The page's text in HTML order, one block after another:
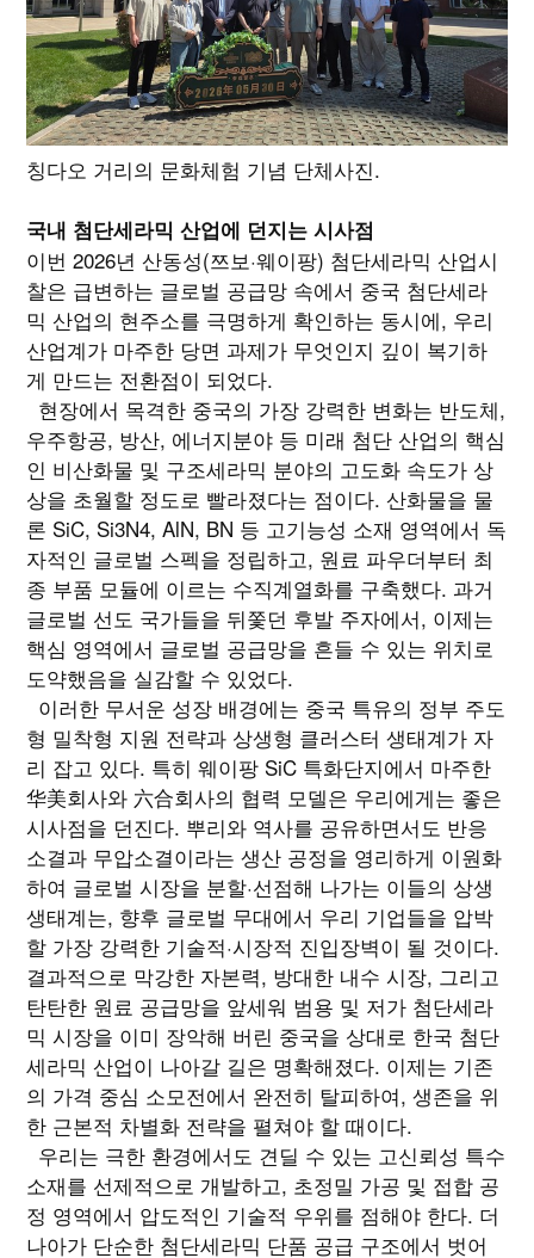
칭다오 거리의 문화체험 기념 단체사진.
국내 첨단세라믹 산업에 던지는 시사점
이번 2026년 산동성(쯔보·웨이팡) 첨단세라믹 산업시
찰은 급변하는 글로벌 공급망 속에서 중국 첨단세라
믹 산업의 현주소를 극명하게 확인하는 동시에, 우리
산업계가 마주한 당면 과제가 무엇인지 깊이 복기하
게 만드는 전환점이 되었다.
현장에서 목격한 중국의 가장 강력한 변화는 반도체,
우주항공, 방산, 에너지분야 등 미래 첨단 산업의 핵심
인 비산화물 및 구조세라믹 분야의 고도화 속도가 상
상을 초월할 정도로 빨라졌다는 점이다. 산화물을 물
론 SiC, Si3N4, AlN, BN 등 고기능성 소재 영역에서 독
자적인 글로벌 스펙을 정립하고, 원료 파우더부터 최
종 부품 모듈에 이르는 수직계열화를 구축했다. 과거
글로벌 선도 국가들을 뒤쫓던 후발 주자에서, 이제는
핵심 영역에서 글로벌 공급망을 흔들 수 있는 위치로
도약했음을 실감할 수 있었다.
이러한 무서운 성장 배경에는 중국 특유의 정부 주도
형 밀착형 지원 전략과 상생형 클러스터 생태계가 자
리 잡고 있다. 특히 웨이팡 SiC 특화단지에서 마주한
华美회사와 六合회사의 협력 모델은 우리에게는 좋은
시사점을 던진다. 뿌리와 역사를 공유하면서도 반응
소결과 무압소결이라는 생산 공정을 영리하게 이원화
하여 글로벌 시장을 분할·선점해 나가는 이들의 상생
생태계는, 향후 글로벌 무대에서 우리 기업들을 압박
할 가장 강력한 기술적·시장적 진입장벽이 될 것이다.
결과적으로 막강한 자본력, 방대한 내수 시장, 그리고
탄탄한 원료 공급망을 앞세워 범용 및 저가 첨단세라
믹 시장을 이미 장악해 버린 중국을 상대로 한국 첨단
세라믹 산업이 나아갈 길은 명확해졌다. 이제는 기존
의 가격 중심 소모전에서 완전히 탈피하여, 생존을 위
한 근본적 차별화 전략을 펼쳐야 할 때이다.
우리는 극한 환경에서도 견딜 수 있는 고신뢰성 특수
소재를 선제적으로 개발하고, 초정밀 가공 및 접합 공
정 영역에서 압도적인 기술적 우위를 점해야 한다. 더
나아가 단순한 첨단세라믹 단품 공급 구조에서 벗어